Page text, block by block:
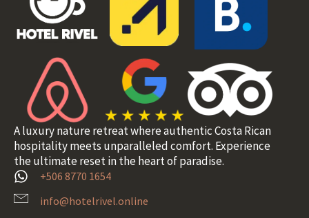
A luxury nature retreat where authentic Costa Rican
hospitality meets unparalleled comfort. Experience
the ultimate reset in the heart of paradise.
+506 8770 1654
info@hotelrivel.online